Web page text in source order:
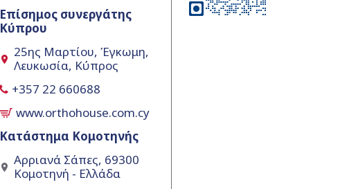
Επίσημος συνεργάτης
Κύπρου
25ης Μαρτίου, Έγκωμη,
Λευκωσία, Κύπρος
+357 22 660688
www.orthohouse.com.cy
Κατάστημα Κομοτηνής
Αρριανά Σάπες, 69300
Κομοτηνή - Ελλάδα